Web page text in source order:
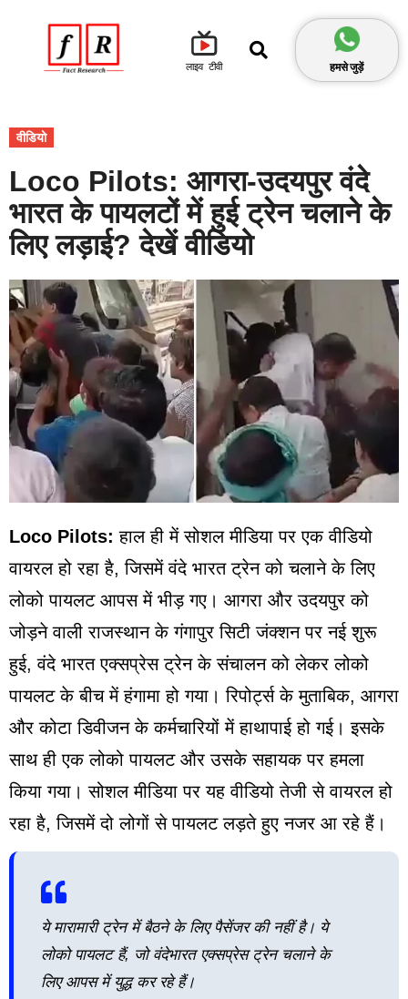
लाइव टीवी हमसे जुड़ें
वीडियो
Loco Pilots: आगरा-उदयपुर वंदे
भारत के पायलटों में हुई ट्रेन चलाने के
लिए लड़ाई? देखें वीडियो
Loco Pilots:हाल ही में सोशल मीडिया पर एक वीडियो
वायरल हो रहा है, जिसमें वंदे भारत ट्रेन को चलाने के लिए
लोको पायलट आपस में भीड़ गए। आगरा और उदयपुर को
जोड़ने वाली राजस्थान के गंगापुर सिटी जंक्शन पर नई शुरू
हुई, वंदे भारत एक्सप्रेस ट्रेन के संचालन को लेकर लोको
पायलट के बीच में हंगामा हो गया। रिपोर्ट्स के मुताबिक, आगरा
और कोटा डिवीजन के कर्मचारियों में हाथापाई हो गई। इसके
साथ ही एक लोको पायलट और उसके सहायक पर हमला
किया गया। सोशल मीडिया पर यह वीडियो तेजी से वायरल हो
रहा है, जिसमें दो लोगों से पायलट लड़ते हुए नजर आ रहे हैं।
ये मारामारी ट्रेन में बैठने के लिए पैसेंजर की नहीं है। ये
लोको पायलट हैं, जो वंदेभारत एक्सप्रेस ट्रेन चलाने के
लिए आपस में युद्ध कर रहे हैं।